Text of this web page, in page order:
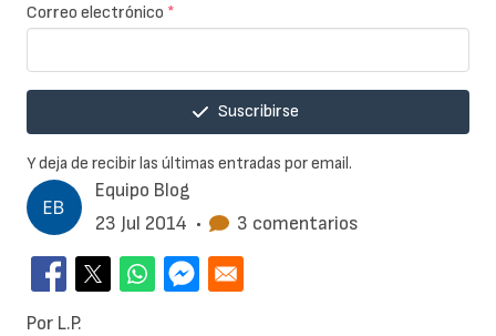
Equipo Blog
23 Jul 2014 • 3 comentarios
Por L.P.
Correo electrónico *
Suscribirse
Y deja de recibir las últimas entradas por email.